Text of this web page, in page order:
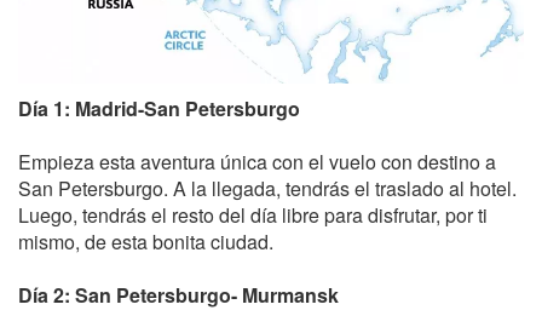
Día 1: Madrid-San Petersburgo
Empieza esta aventura única con el vuelo con destino a
San Petersburgo. A la llegada, tendrás el traslado al hotel.
Luego, tendrás el resto del día libre para disfrutar, por ti
mismo, de esta bonita ciudad.
Día 2: San Petersburgo- Murmansk